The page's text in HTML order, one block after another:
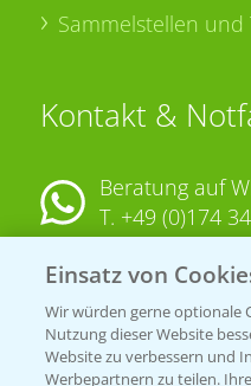
Sammelstellen und
Kontakt &
Beratung auf
T. +49 (0)174
KONTAKT
Hilfe in
Einsatz von
Wir würden gerne optionale
Nutzung dieser Website
Website zu verbessern und
Werbepartnern zu teilen.